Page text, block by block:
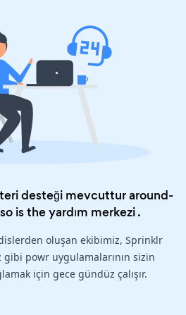
desteği mevcuttur around-
is theyardım merkezi.
oluşan ekibimiz, Sprinklr
gibi powr uygulamalarının sizin
için gece gündüz çalışır.